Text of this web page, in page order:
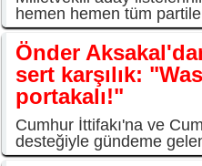
hemen hemen tüm
Önder
sert karşılık:
portakalı!"
Cumhur İttifakı'na ve
desteğiyle gündeme